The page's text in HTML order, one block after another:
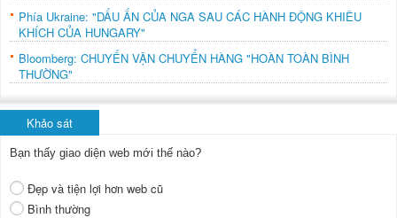
Phía Ukraine: "DẤU ẤN CỦA NGA SAU CÁC HÀNH ĐỘNG KHIÊU
KHÍCH CỦA HUNGARY"
Bloomberg: CHUYẾN VẬN CHUYỂN HÀNG "HOÀN TOÀN BÌNH
THƯỜNG"
Khảo sát
Bạn thấy giao diện web mới thế nào?
Đẹp và tiện lợi hơn web cũ
Bình thường